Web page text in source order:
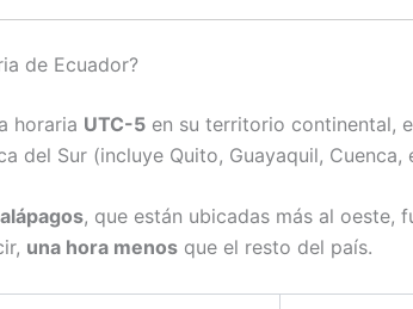
de Ecuador?
horaria UTC-5 en su territorio continental,
del Sur (incluye Quito, Guayaquil, Cuenca,
, que están ubicadas más al oeste,
una hora menos que el resto del país.